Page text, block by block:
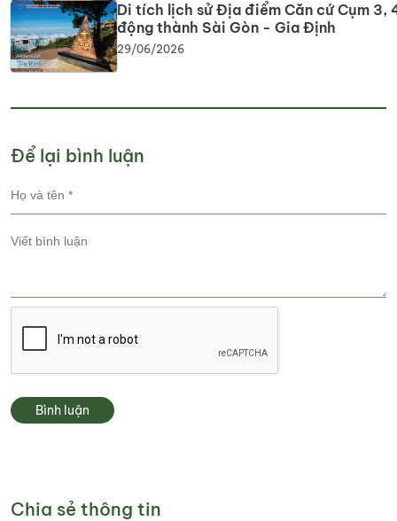
Di tích lịch sử Địa điểm Căn cứ Cụm 3,
động thành Sài Gòn - Gia Định
29/06/2026
Để lại bình luận
Bình luận
Chia sẻ thông tin